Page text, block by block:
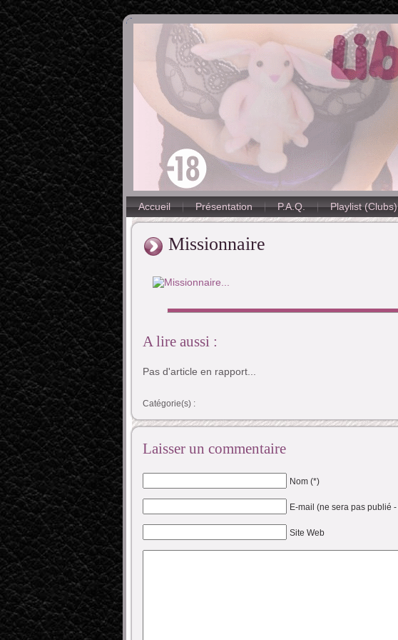
Accueil Présentation P.A.Q. Playlist (Clubs)
Missionnaire
A lire aussi :
Pas d'article en rapport...
Catégorie(s) :
Laisser un commentaire
Nom (*)
E-mail (ne sera pas publié -
Site Web